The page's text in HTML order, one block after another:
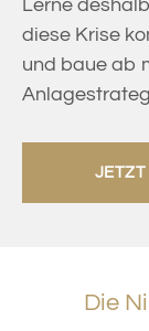
Lerne
diese Krise
und baue ab
Die